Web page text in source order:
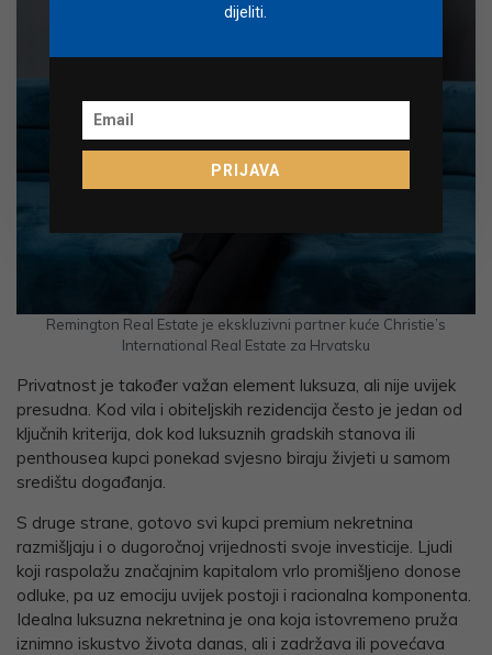
Remington Real Estate je ekskluzivni partner kuće Christie’s
International Real Estate za Hrvatsku
Privatnost je također važan element luksuza, ali nije uvijek
presudna. Kod vila i obiteljskih rezidencija često je jedan od
ključnih kriterija, dok kod luksuznih gradskih stanova ili
penthousea kupci ponekad svjesno biraju živjeti u samom
središtu događanja.
S druge strane, gotovo svi kupci premium nekretnina
razmišljaju i o dugoročnoj vrijednosti svoje investicije. Ljudi
koji raspolažu značajnim kapitalom vrlo promišljeno donose
odluke, pa uz emociju uvijek postoji i racionalna komponenta.
Idealna luksuzna nekretnina je ona koja istovremeno pruža
iznimno iskustvo života danas, ali i zadržava ili povećava
dijeliti.
PRIJAVA